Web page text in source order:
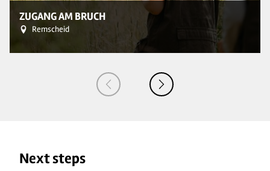
ZUGANG AM BRUCH
Remscheid
Next steps